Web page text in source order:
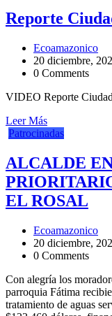
Reporte
Ecoamazonico
20 diciembre,
0 Comments
VIDEO Reporte
Leer Más
Patrocinadas
ALCALDE
EL ROSAL
Ecoamazonico
20 diciembre,
0 Comments
Con alegría los
parroquia Fátima
tratamiento de aguas